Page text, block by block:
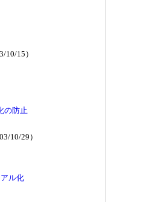
10/15）
の防止
10/29）
ル化